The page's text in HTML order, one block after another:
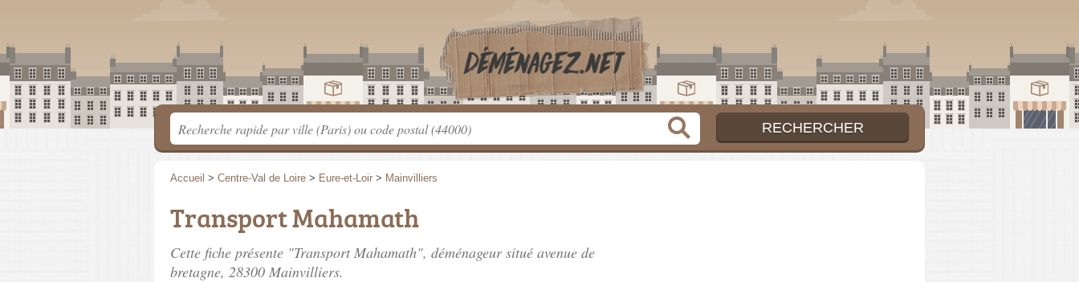
Accueil > Centre-Val de Loire > Eure-et-Loir > Mainvilliers
Transport Mahamath
Cette fiche présente "Transport Mahamath", déménageur situé avenue de
bretagne, 28300 Mainvilliers.